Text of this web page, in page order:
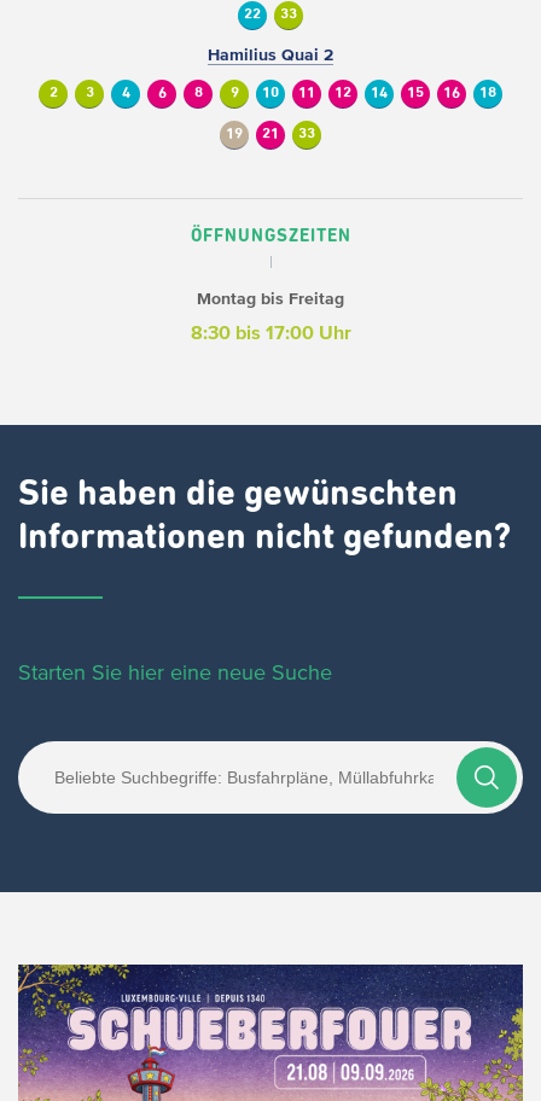
22 33
Hamilius Quai 2
2 3 4 6 8 9 10 11 12 14 15 16 18
19 21 33
ÖFFNUNGSZEITEN
Montag bis Freitag
8:30 bis 17:00 Uhr
Sie haben die gewünschten
Informationen nicht gefunden?
Starten Sie hier eine neue Suche